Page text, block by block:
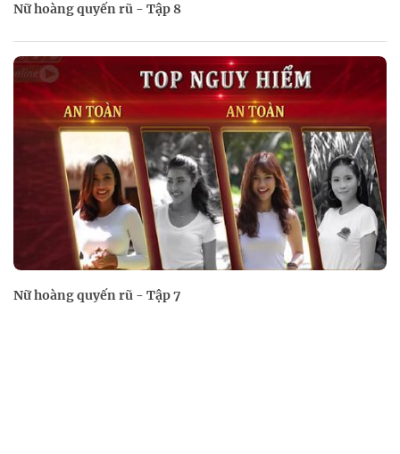
Nữ hoàng quyến rũ - Tập 8
Nữ hoàng quyến rũ - Tập 7